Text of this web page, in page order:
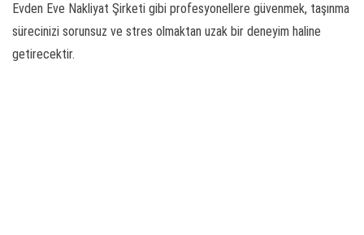
Evden Eve Nakliyat Şirketi gibi profesyonellere güvenmek, taşınma
sürecinizi sorunsuz ve stres olmaktan uzak bir deneyim haline
getirecektir.